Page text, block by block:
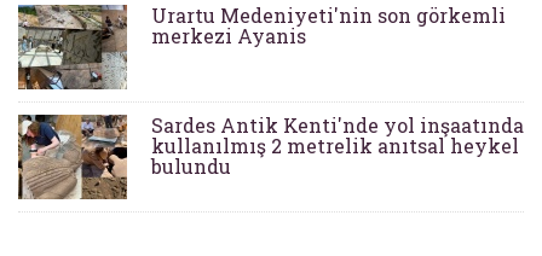
Urartu Medeniyeti'nin son görkemli
merkezi Ayanis
Sardes Antik Kenti'nde yol inşaatında
kullanılmış 2 metrelik anıtsal heykel
bulundu